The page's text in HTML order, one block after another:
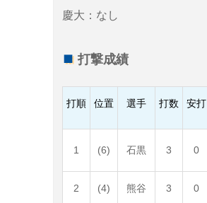
慶大：なし
打撃成績
打順 位置 選手 打数 安打
1 (6) 石黒 3 0
2 (4) 熊谷 3 0